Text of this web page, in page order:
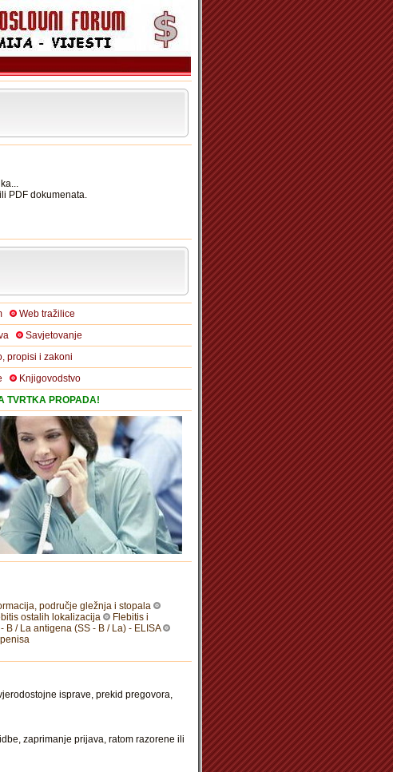
PDF dokumenata.
Web tražilice
Savjetovanje
propisi i zakoni
Knjigovodstvo
TVRTKA PROPADA!
područje gležnja i stopala
ostalih lokalizacija
Flebitis i
B / La antigena (SS - B / La) - ELISA
isprave, prekid pregovora,
zaprimanje prijava, ratom razorene ili